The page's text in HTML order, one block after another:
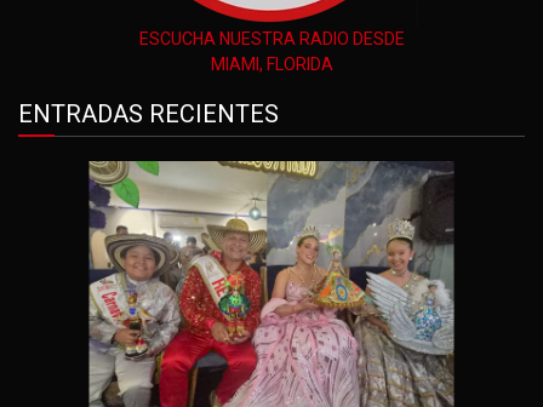
ESCUCHA NUESTRA RADIO DESDE
MIAMI, FLORIDA
ENTRADAS RECIENTES